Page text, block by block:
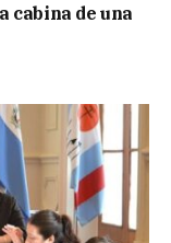
cabina de una